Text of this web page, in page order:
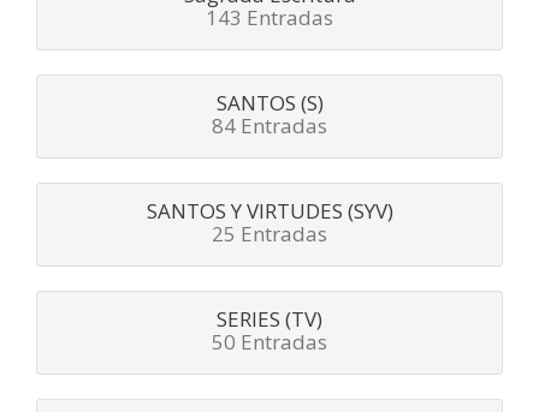
143 Entradas
SANTOS (S)
84 Entradas
SANTOS Y VIRTUDES (SYV)
25 Entradas
SERIES (TV)
50 Entradas